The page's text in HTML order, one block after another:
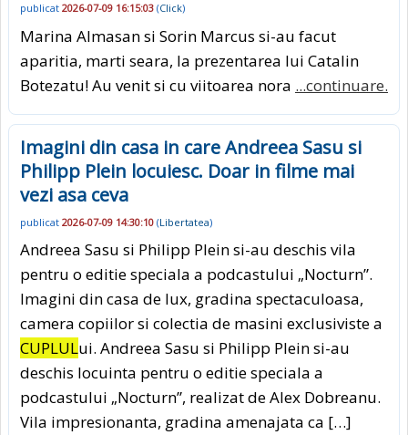
publicat 2026-07-09 16:15:03 (Click)
Marina Almasan si Sorin Marcus si-au facut
aparitia, marti seara, la prezentarea lui Catalin
Botezatu! Au venit si cu viitoarea nora ...continuare.
Imagini din casa in care Andreea Sasu si
Philipp Plein locuiesc. Doar in filme mai
vezi asa ceva
publicat 2026-07-09 14:30:10 (Libertatea)
Andreea Sasu si Philipp Plein si-au deschis vila
pentru o editie speciala a podcastului „Nocturn”.
Imagini din casa de lux, gradina spectaculoasa,
camera copiilor si colectia de masini exclusiviste a
CUPLULui. Andreea Sasu si Philipp Plein si-au
deschis locuinta pentru o editie speciala a
podcastului „Nocturn”, realizat de Alex Dobreanu.
Vila impresionanta, gradina amenajata ca […]